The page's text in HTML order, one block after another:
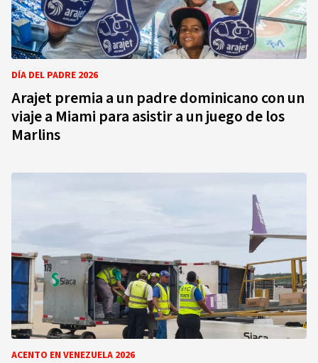
DÍA DEL PADRE 2026
Arajet premia a un padre dominicano con un
viaje a Miami para asistir a un juego de los
Marlins
ACENTO EN VENEZUELA 2026